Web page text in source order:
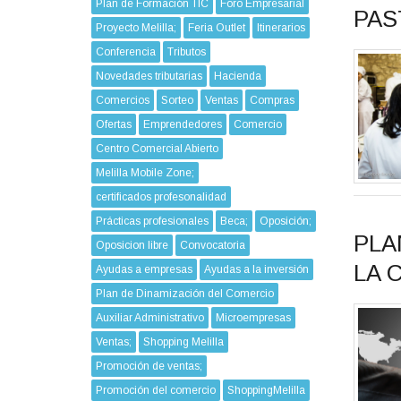
LA
Plan de Formación TIC
Foro Empresarial
Proyecto Melilla;
Feria Outlet
Itinerarios
Conferencia
Tributos
Novedades tributarias
Hacienda
Comercios
Sorteo Ventas
Compras
Ofertas
Emprendedores
Comercio
Centro Comercial Abierto
Melilla Mobile Zone;
certificados profesonalidad
Prácticas profesionales
Beca;
Oposición;
Oposicion libre
Convocatoria
Ayudas a empresas
Ayudas a la inversión
Plan de Dinamización del Comercio
Auxiliar Administrativo
Microempresas
Ventas;
Shopping Melilla
Promoción de ventas;
Promoción del comercio
ShoppingMelilla